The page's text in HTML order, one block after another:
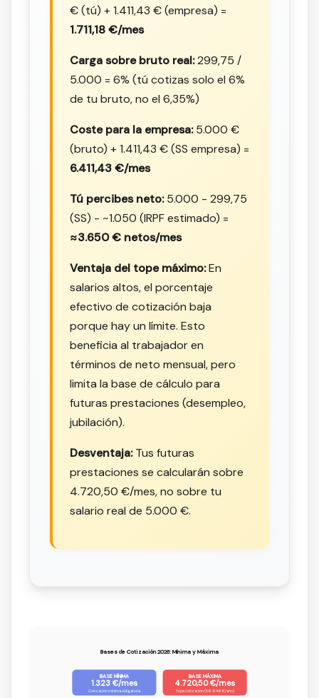
€ (tú) + 1.411,43 € (empresa) =
1.711,18 €/mes
Carga sobre bruto real:299,75 /
5.000 = 6% (tú cotizas solo el 6%
de tu bruto, no el 6,35%)
Coste para la empresa:5.000 €
(bruto) + 1.411,43 € (SS empresa) =
6.411,43 €/mes
Tú percibes neto:5.000 - 299,75
(SS) - ~1.050 (IRPF estimado) =
≈3.650 € netos/mes
Ventaja del tope máximo:En
salarios altos, el porcentaje
efectivo de cotización baja
porque hay un límite. Esto
beneficia al trabajador en
términos de neto mensual, pero
limita la base de cálculo para
futuras prestaciones (desempleo,
jubilación).
Desventaja:Tus futuras
prestaciones se calcularán sobre
4.720,50 €/mes, no sobre tu
salario real de 5.000 €.
Bases de Cotización 2026: Mínima y Máxima
BASE MÍNIMA
1.323 €/mes
Cotización mínima obligatoria
BASE MÁXIMA
4.720,50 €/mes
Tope cotización (56.646 €/año)